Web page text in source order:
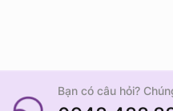
Bạn có câu hỏi?